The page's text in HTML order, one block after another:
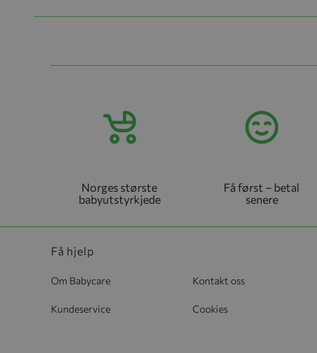
Norges største
babyutstyrkjede
Få først – betal
senere
Få hjelp
Om Babycare Kontakt oss
Kundeservice Cookies